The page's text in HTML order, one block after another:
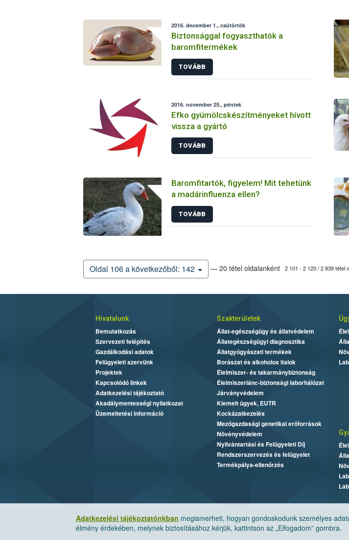
2016. december 1., csütörtök
Biztonsággal fogyaszthatók a
baromfitermékek
TOVÁBB
2016. november 25., péntek
Efko gyümölcskészítményeket hívott
vissza a gyártó
TOVÁBB
Baromfitartók, figyelem! Mit tehetünk
a madárinfluenza ellen?
TOVÁBB
Oldal 106 a következőből: 142 — 20 tétel oldalanként 2 101 - 2 120 / 2 839 tétel
Adatkezelési tájékoztatónkban megismerheti, hogyan gondoskodunk személyes
élmény érdekében, melynek biztosításához kérjük, kattintson az „Elfogadom” gombra.
Hivatalunk
Bemutatkozás
Szervezeti felépítés
Gazdálkodási adatok
Felügyeleti szervünk
Projektek
Kapcsolódó linkek
Adatkezelési tájékoztató
Akadálymentességi nyilatkozat
Üzemeltetési információ
Szakterületek
Állat-egészségügy és állatvédelem
Állategészségügyi diagnosztika
Állatgyógyászati termékek
Borászat és alkoholos italok
Élelmiszer- és takarmánybiztonság
Élelmiszerlánc-biztonsági laborhálózat
Járványvédelem
Kiemelt ügyek, EUTR
Kockázatkezelés
Mezőgazdasági genetikai erőforrások
Növényvédelem
Nyilvántartási és Felügyeleti Díj
Rendszerszervezés és felügyelet
Termékpálya-ellenőrzés